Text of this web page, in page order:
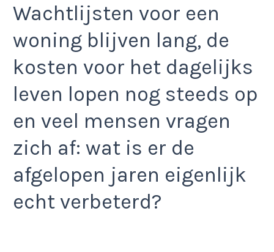
Wachtlijsten voor een
woning blijven lang, de
kosten voor het dagelijks
leven lopen nog steeds op
en veel mensen vragen
zich af: wat is er de
afgelopen jaren eigenlijk
echt verbeterd?